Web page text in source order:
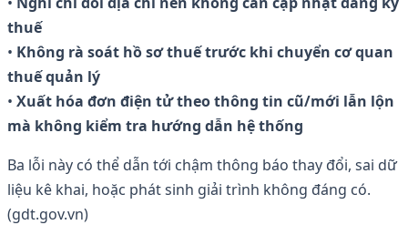
thuế
• Không rà soát hồ sơ thuế trước khi chuyển cơ quan
thuế quản lý
• Xuất hóa đơn điện tử theo thông tin cũ/mới lẫn lộn
mà không kiểm tra hướng dẫn hệ thống
Ba lỗi này có thể dẫn tới chậm thông báo thay đổi, sai dữ
liệu kê khai, hoặc phát sinh giải trình không đáng có.
(gdt.gov.vn)